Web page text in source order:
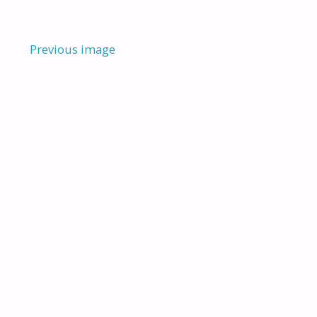
Previous image